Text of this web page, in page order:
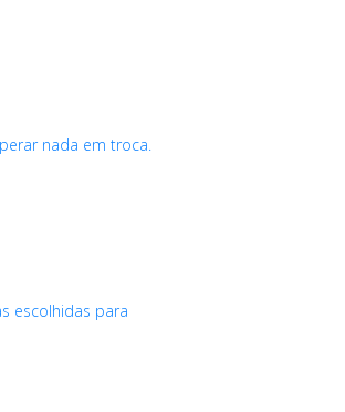
nada em troca.
escolhidas para